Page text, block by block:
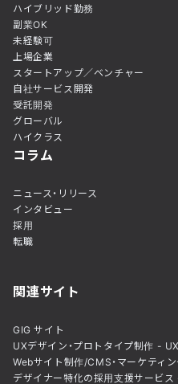
ハイブリッド勤務
副業OK
未経験可
上場企業
スタートアップ／ベンチャー
自社サービス開発
受託開発
グローバル
ハイクラス
コラム
ニュース・リリース
インタビュー
採用
転職
関連サイト
GIG サイト
UXデザイン・プロトタイプ制作 -
Webサイト制作/CMS・マーケティ
デザイナー特化の採用支援サービ